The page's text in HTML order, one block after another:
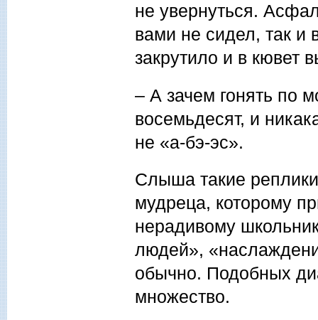
не увернуться.
вами не сидел, так и
закрутило и в кювет
– А зачем гонять по
восемьдесят, и
не «а-бэ-эс».
Слыша такие
мудреца, которому
нерадивому
людей»,
обычно. Подобных
множество.